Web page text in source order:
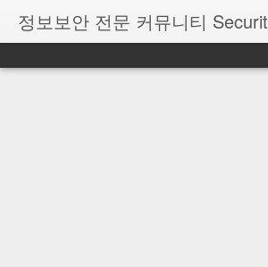
정보보안 전문 커뮤니티